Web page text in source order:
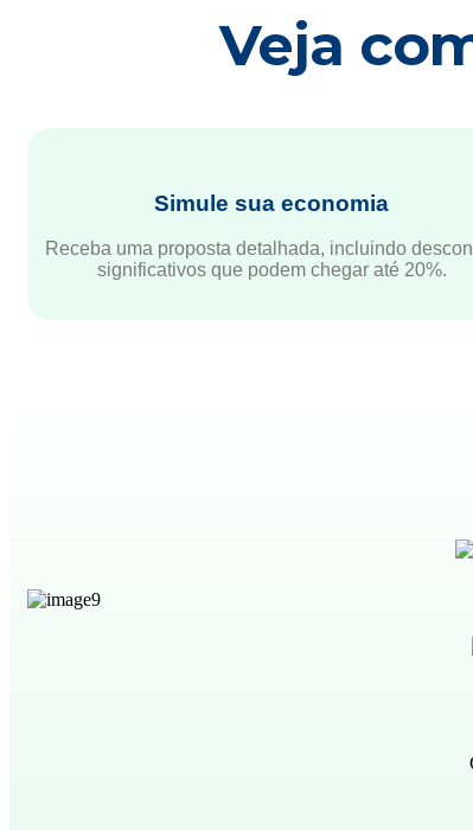
Veja
Simule sua economia
Receba uma proposta detalhada, incluindo
significativos que podem chegar até 20%.